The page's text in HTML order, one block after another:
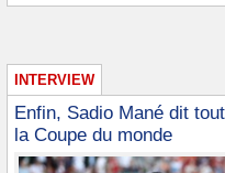
INTERVIEW
Enfin, Sadio Mané dit
la Coupe du monde